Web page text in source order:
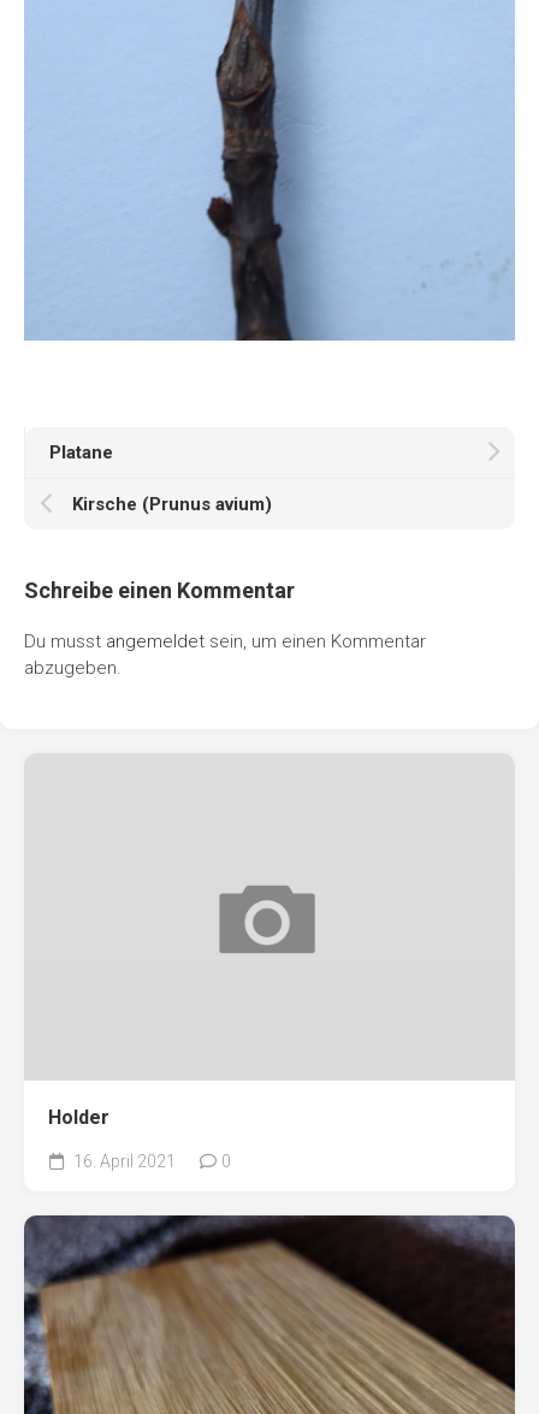
Platane
Kirsche (Prunus avium)
Schreibe einen Kommentar
Du musst angemeldet sein, um einen Kommentar
abzugeben.
Holder
16. April 2021 0